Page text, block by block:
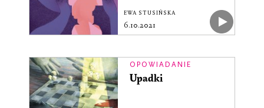
EWA STUSIŃSKA
6.10.2021
OPOWIADANIE
Upadki